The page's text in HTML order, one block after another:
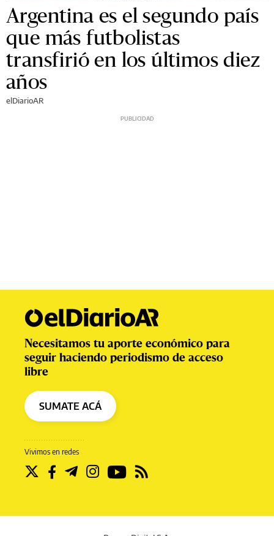
Argentina es el segundo país
que más futbolistas
transfirió en los últimos diez
años
elDiarioAR
Vivimos en redes
Necesitamos tu aporte económico para
seguir haciendo periodismo de acceso
libre
SUMATE ACÁ